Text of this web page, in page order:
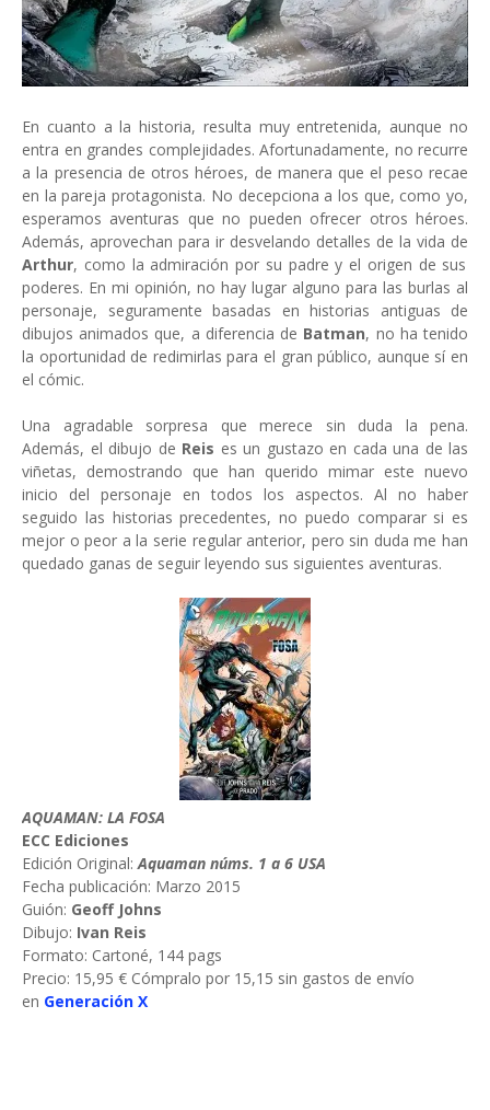
En cuanto a la historia, resulta muy entretenida, aunque no
entra en grandes complejidades. Afortunadamente, no recurre
a la presencia de otros héroes, de manera que el peso recae
en la pareja protagonista. No decepciona a los que, como yo,
esperamos aventuras que no pueden ofrecer otros héroes.
Además, aprovechan para ir desvelando detalles de la vida de
Arthur, como la admiración por su padre y el origen de sus
poderes. En mi opinión, no hay lugar alguno para las burlas al
personaje, seguramente basadas en historias antiguas de
dibujos animados que, a diferencia de Batman, no ha tenido
la oportunidad de redimirlas para el gran público, aunque sí en
el cómic.
Una agradable sorpresa que merece sin duda la pena.
Además, el dibujo de Reis es un gustazo en cada una de las
viñetas, demostrando que han querido mimar este nuevo
inicio del personaje en todos los aspectos. Al no haber
seguido las historias precedentes, no puedo comparar si es
mejor o peor a la serie regular anterior, pero sin duda me han
quedado ganas de seguir leyendo sus siguientes aventuras.
AQUAMAN: LA FOSA
ECC Ediciones
Edición Original: Aquaman núms. 1 a 6 USA
Fecha publicación: Marzo 2015
Guión: Geoff Johns
Dibujo: Ivan Reis
Formato: Cartoné, 144 pags
Precio: 15,95 € Cómpralo por 15,15 sin gastos de envío
en Generación X